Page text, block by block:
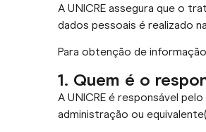
A UNICRE assegura que o
dados pessoais é realizado
Para obtenção de
1. Quem é o
A UNICRE é responsável
administração ou